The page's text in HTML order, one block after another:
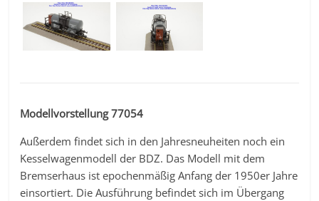
Modellvorstellung 77054
Außerdem findet sich in den Jahresneuheiten noch ein
Kesselwagenmodell der BDZ. Das Modell mit dem
Bremserhaus ist epochenmäßig Anfang der 1950er Jahre
einsortiert. Die Ausführung befindet sich im Übergang